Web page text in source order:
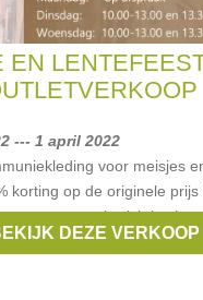
EN
--- 1 april 2022
voor meisjes
korting op de originele prijs
ons een berichtje via
DEZE VERKOOP